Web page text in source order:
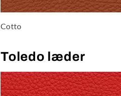
Cotto
Toledo læder